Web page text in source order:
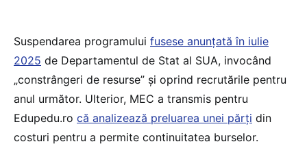
Suspendarea programului fusese anunțată în iulie
2025 de Departamentul de Stat al SUA, invocând
„constrângeri de resurse” și oprind recrutările pentru
anul următor. Ulterior, MEC a transmis pentru
Edupedu.ro că analizează preluarea unei părți din
costuri pentru a permite continuitatea burselor.